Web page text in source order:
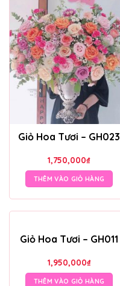
Giỏ Hoa Tươi – GH023
1,750,000₫
THÊM VÀO GIỎ HÀNG
Giỏ Hoa Tươi – GH011
1,950,000₫
THÊM VÀO GIỎ HÀNG